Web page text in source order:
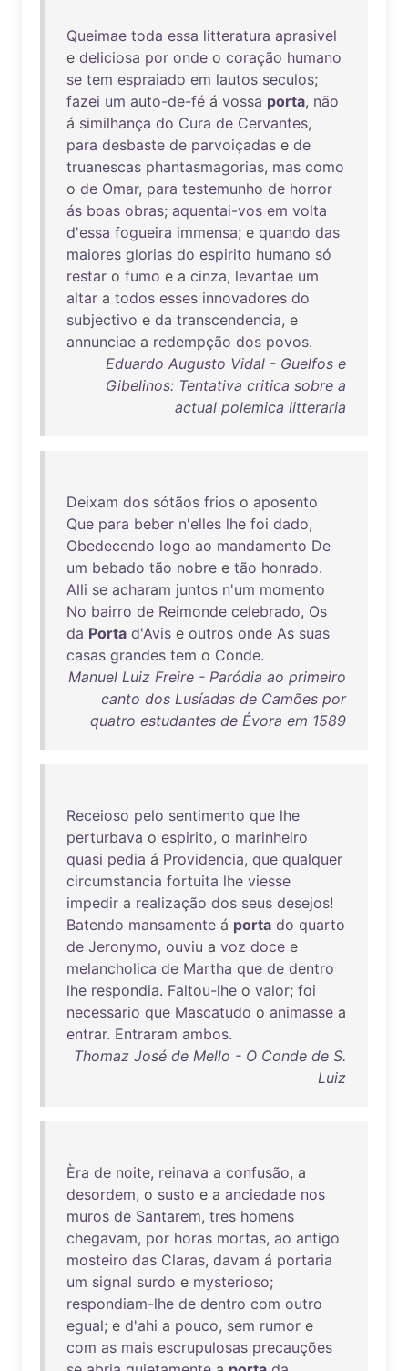
Queimae toda essa litteratura aprasivel
e deliciosa por onde o coração humano
se tem espraiado em lautos seculos;
fazei um auto-de-fé á vossa porta, não
á similhança do Cura de Cervantes,
para desbaste de parvoiçadas e de
truanescas phantasmagorias, mas como
o de Omar, para testemunho de horror
ás boas obras; aquentai-vos em volta
d'essa fogueira immensa; e quando das
maiores glorias do espirito humano só
restar o fumo e a cinza, levantae um
altar a todos esses innovadores do
subjectivo e da transcendencia, e
annunciae a redempção dos povos.
Eduardo Augusto Vidal - Guelfos e
Gibelinos: Tentativa critica sobre a
actual polemica litteraria
Deixam dos sótãos frios o aposento
Que para beber n'elles lhe foi dado,
Obedecendo logo ao mandamento De
um bebado tão nobre e tão honrado.
Alli se acharam juntos n'um momento
No bairro de Reimonde celebrado, Os
da Porta d'Avis e outros onde As suas
casas grandes tem o Conde.
Manuel Luiz Freire - Paródia ao primeiro
canto dos Lusíadas de Camões por
quatro estudantes de Évora em 1589
Receioso pelo sentimento que lhe
perturbava o espirito, o marinheiro
quasi pedia á Providencia, que qualquer
circumstancia fortuita lhe viesse
impedir a realização dos seus desejos!
Batendo mansamente á porta do quarto
de Jeronymo, ouviu a voz doce e
melancholica de Martha que de dentro
lhe respondia. Faltou-lhe o valor; foi
necessario que Mascatudo o animasse a
entrar. Entraram ambos.
Thomaz José de Mello - O Conde de S.
Luiz
Èra de noite, reinava a confusão, a
desordem, o susto e a anciedade nos
muros de Santarem, tres homens
chegavam, por horas mortas, ao antigo
mosteiro das Claras, davam á portaria
um signal surdo e mysterioso;
respondiam-lhe de dentro com outro
egual; e d'ahi a pouco, sem rumor e
com as mais escrupulosas precauções